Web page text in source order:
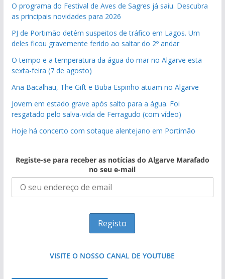
O programa do Festival de Aves de Sagres já saiu. Descubra
as principais novidades para 2026
PJ de Portimão detém suspeitos de tráfico em Lagos. Um
deles ficou gravemente ferido ao saltar do 2º andar
O tempo e a temperatura da água do mar no Algarve esta
sexta-feira (7 de agosto)
Ana Bacalhau, The Gift e Buba Espinho atuam no Algarve
Jovem em estado grave após salto para a água. Foi
resgatado pelo salva-vida de Ferragudo (com vídeo)
Hoje há concerto com sotaque alentejano em Portimão
Registe-se para receber as notícias do Algarve Marafado
no seu e-mail
VISITE O NOSSO CANAL DE YOUTUBE